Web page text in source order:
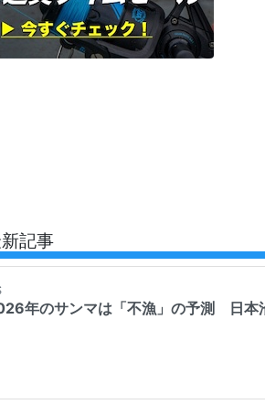
新記事
年のサンマは「不漁」の予測 日本